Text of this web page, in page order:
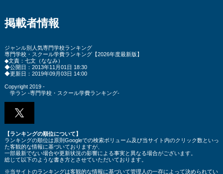
掲載者情報
ジャンル別人気専門学校ランキング
専門学校・スクール学費ランキング【2026年度最新版】
◆文責：七文（ななみ）
◆公開日：2013年11月01日 18:30
◆更新日：2019年09月03日 14:00
Copyright 2019 -
学ラン -専門学校・スクール学費ランキング-
【ランキングの順位について】
ランキングの順位は原則Googleでの検索ボリューム及び当サイト内のクリック数といっ
た客観的な情報に基づいておりますが、
一部最新でない場合や更新状況の影響による事実と異なる場合がございます。
総じて以下のような書き方とさせていただいております。
※当サイトのランキングは客観的な情報に基づいて管理人の一存によって決められてい